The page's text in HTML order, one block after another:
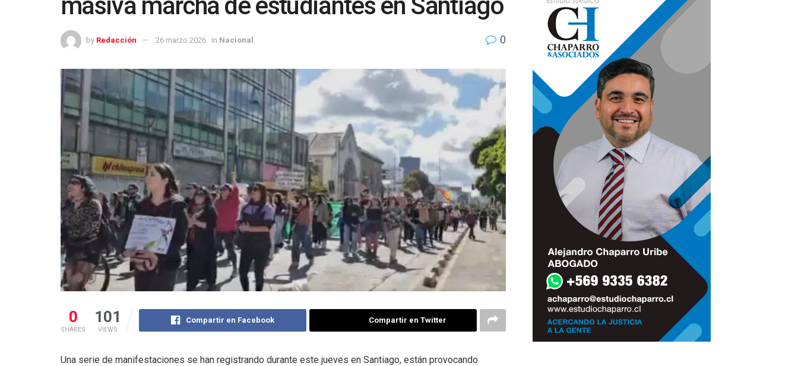
by Redacción 26 marzo 2026 in Nacional 0
0
SHARES
101
VIEWS
Compartir en Facebook Compartir en Twitter
Una serie de manifestaciones se han registrando durante este jueves en Santiago, están provocando